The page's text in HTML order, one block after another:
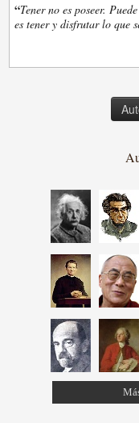
“Tener no es poseer.
es tener y disfrutar lo que